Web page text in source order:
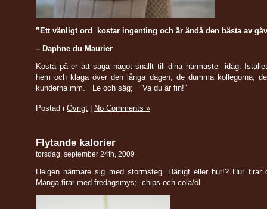
”Ett vänligt ord kostar ingenting och är ändå den bästa av
– Daphne du Maurier
Kosta på er att säga något snällt till dina närmaste idag.
hem och klaga över den långa dagen, de dumma kollegorna,
kunderna mm. Le och säg; ”Va du är fin!”
Postad i Övrigt No Comments »
Flytande kalorier
torsdag, september 24th, 2009
Helgen närmare sig med stormsteg. Härligt eller hur!? Hur firar
Många firar med fredagsmys; chips och cola/öl.